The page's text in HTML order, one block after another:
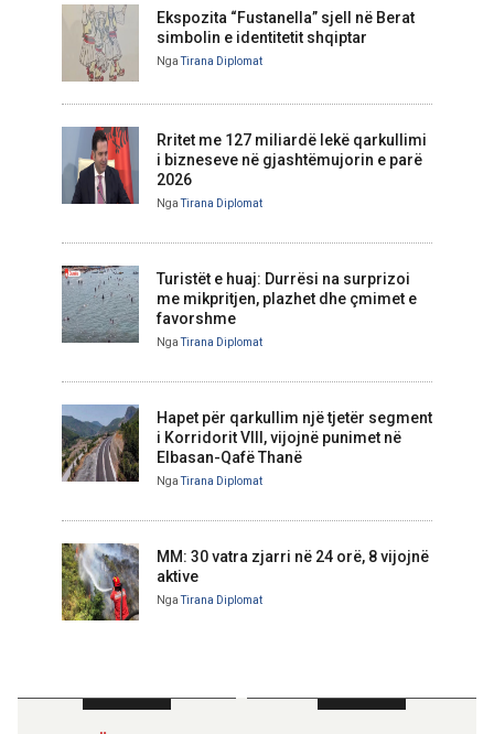
Ekspozita “Fustanella” sjell në Berat
simbolin e identitetit shqiptar
Nga Tirana Diplomat
Rritet me 127 miliardë lekë qarkullimi
i bizneseve në gjashtëmujorin e parë
2026
Nga Tirana Diplomat
Turistët e huaj: Durrësi na surprizoi
me mikpritjen, plazhet dhe çmimet e
favorshme
Nga Tirana Diplomat
Hapet për qarkullim një tjetër segment
i Korridorit VIII, vijojnë punimet në
Elbasan-Qafë Thanë
Nga Tirana Diplomat
MM: 30 vatra zjarri në 24 orë, 8 vijojnë
aktive
Nga Tirana Diplomat